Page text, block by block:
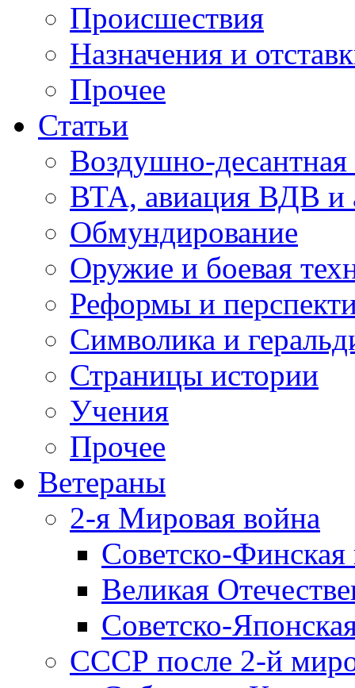
Происшествия
Назначения и
Прочее
Статьи
Воздушно-десантная
ВТА, авиация ВДВ и
Обмундирование
Оружие и боевая
Реформы и
Символика и
Страницы истории
Учения
Прочее
Ветераны
2-я Мировая война
Советско-
Великая
Советско-
СССР после 2-й